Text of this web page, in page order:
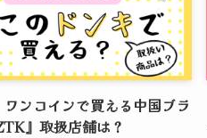
ワンコインで買える中国ブラ
』取扱店舗は？